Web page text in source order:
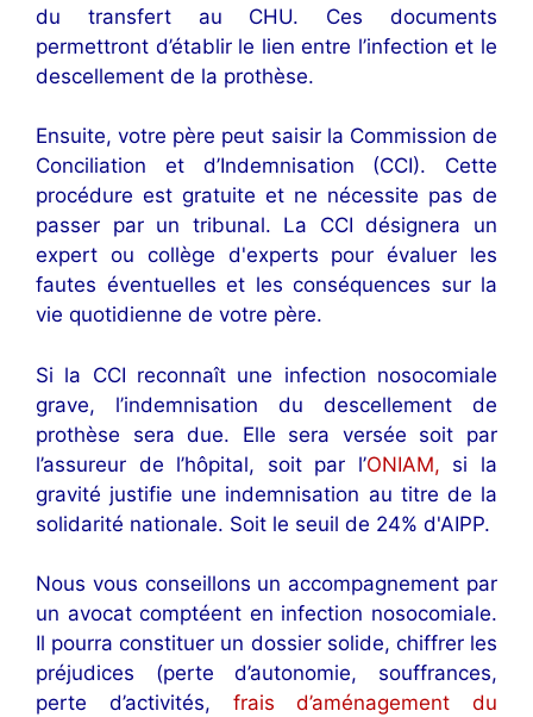
du transfert au CHU. Ces documents
permettront d’établir le lien entre l’infection et le
descellement de la prothèse.
Ensuite, votre père peut saisir la Commission de
Conciliation et d’Indemnisation (CCI). Cette
procédure est gratuite et ne nécessite pas de
passer par un tribunal. La CCI désignera un
expert ou collège d'experts pour évaluer les
fautes éventuelles et les conséquences sur la
vie quotidienne de votre père.
Si la CCI reconnaît une infection nosocomiale
grave, l’indemnisation du descellement de
prothèse sera due. Elle sera versée soit par
l’assureur de l’hôpital, soit par l’ONIAM, si la
gravité justifie une indemnisation au titre de la
solidarité nationale. Soit le seuil de 24% d'AIPP.
Nous vous conseillons un accompagnement par
un avocat comptéent en infection nosocomiale.
Il pourra constituer un dossier solide, chiffrer les
préjudices (perte d’autonomie, souffrances,
perte d’activités, frais d’aménagement du